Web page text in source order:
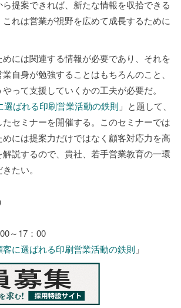
提案できれば、新たな情報を収拾できる
れは営業が視野を広めて成長するために
には関連する情報が必要であり、それを
自身が勉強することはもちろんのこと、
って支援していくかの工夫が必要だ。
選ばれる印刷営業活動の鉄則 」と題して、
セミナーを開催する。このセミナーでは
には提案力だけではなく顧客対応力を高
説するので、貴社、若手営業教育の一環
たい。
～17：00
客に選ばれる印刷営業活動の鉄則 」